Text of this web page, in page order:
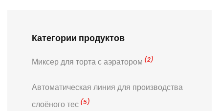
Категории продуктов
Миксер для торта с аэратором (2)
Автоматическая линия для производства
слоёного тес (5)